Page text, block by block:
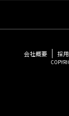
会社概要 採